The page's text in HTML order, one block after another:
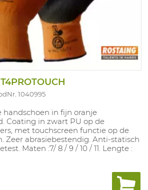
1040995
handschoen in fijn oranje
Coating in zwart PU op de
met touchscreen functie op de
Zeer abrasiebestendig. Anti-statisch
Maten :7/ 8 / 9 / 10 / 11. Lengte :